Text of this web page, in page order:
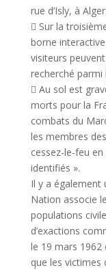
rue d’Isly, à
 Sur la
borne
visiteurs
recherché parmi
 Au sol est
morts pour la
combats du
les membres
cessez-le-feu
identifiés ».
Il y a également
Nation associe
populations
d’exactions
le 19 mars 1962
que les victimes